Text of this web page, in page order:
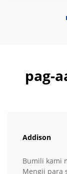
pag-
Addison
Bumili kami
Mengji para